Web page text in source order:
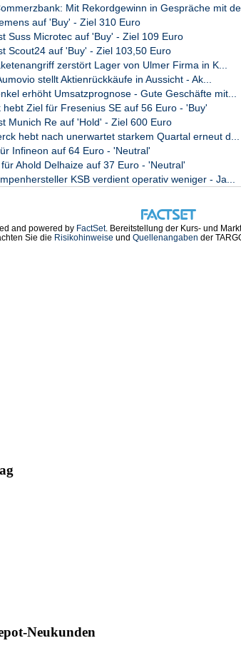
Mit Rekordgewinn in Gespräche mit
auf 'Buy' - Ziel 310 Euro
Suss Microtec auf 'Buy' - Ziel 109 Euro
Scout24 auf 'Buy' - Ziel 103,50 Euro
zerstört Lager von Ulmer Firma in K...
stellt Aktienrückkäufe in Aussicht - Ak...
erhöht Umsatzprognose - Gute Geschäfte mit...
hebt Ziel für Fresenius SE auf 56 Euro - 'Buy'
Munich Re auf 'Hold' - Ziel 600 Euro
hebt nach unerwartet starkem Quartal erneut d...
Infineon auf 64 Euro - 'Neutral'
Ahold Delhaize auf 37 Euro - 'Neutral'
KSB verdient operativ weniger - Ja...
and powered by FactSet. Bereitstellung der Kurs- und
Sie die Risikohinweise und Quellenangaben der
Neukunden